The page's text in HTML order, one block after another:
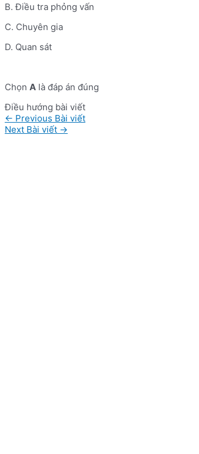
B. Điều tra phỏng vấn
C. Chuyên gia
D. Quan sát
Chọn A là đáp án đúng
Điều hướng bài viết
← Previous Bài viết
Next Bài viết →